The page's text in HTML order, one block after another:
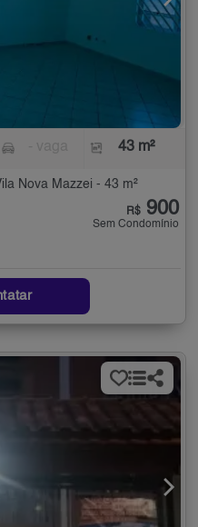
43 m²
Nova Mazzei - 43 m²
R$ 900
Sem Condomínio